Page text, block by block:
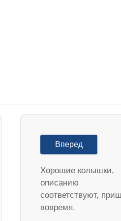
Вперед
Хорошие колышки,
описанию
соответствуют,
вовремя.